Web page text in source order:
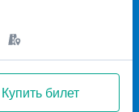
Купить билет